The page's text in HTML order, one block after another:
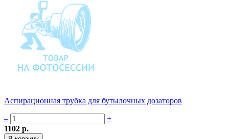
Аспирационная трубка для бутылочных дозаторов
–
+
1102 р.